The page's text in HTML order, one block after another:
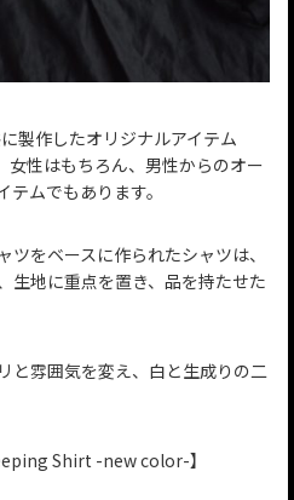
製作したオリジナルアイテム
性はもちろん、男性からのオー
ムでもあります。
をベースに作られたシャツは、
生地に重点を置き、品を持たせた
と雰囲気を変え、白と生成りの二
Shirt -new color-】